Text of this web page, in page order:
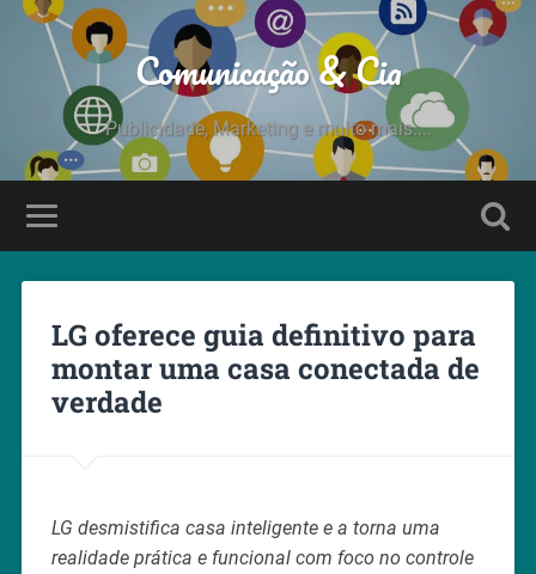
Comunicação & Cia
Publicidade, Marketing e muito mais....
LG oferece guia definitivo para
montar uma casa conectada de
verdade
LG desmistifica casa inteligente e a torna uma
realidade prática e funcional com foco no controle